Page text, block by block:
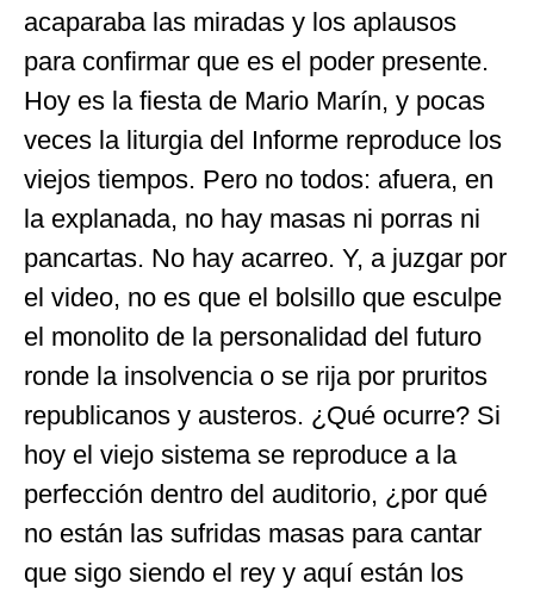
acaparaba las miradas y los aplausos
para confirmar que es el poder presente.
Hoy es la fiesta de Mario Marín, y pocas
veces la liturgia del Informe reproduce los
viejos tiempos. Pero no todos: afuera, en
la explanada, no hay masas ni porras ni
pancartas. No hay acarreo. Y, a juzgar por
el video, no es que el bolsillo que esculpe
el monolito de la personalidad del futuro
ronde la insolvencia o se rija por pruritos
republicanos y austeros. ¿Qué ocurre? Si
hoy el viejo sistema se reproduce a la
perfección dentro del auditorio, ¿por qué
no están las sufridas masas para cantar
que sigo siendo el rey y aquí están los